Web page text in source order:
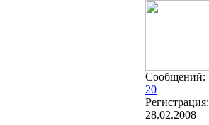
Сообщений:
20
Регистрация:
28.02.2008